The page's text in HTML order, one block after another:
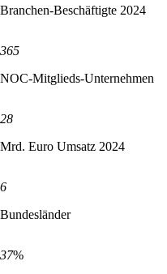
Branchen-Beschäftigte 2024
365
NOC-Mitglieds-Unternehmen
28
Mrd. Euro Umsatz 2024
6
Bundesländer
37%